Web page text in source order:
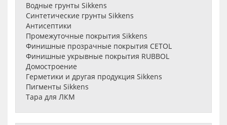
Водные грунты Sikkens
Синтетические грунты Sikkens
Антисептики
Промежуточные покрытия Sikkens
Финишные прозрачные покрытия CETOL
Финишные укрывные покрытия RUBBOL
Домостроение
Герметики и другая продукция Sikkens
Пигменты Sikkens
Тара для ЛКМ